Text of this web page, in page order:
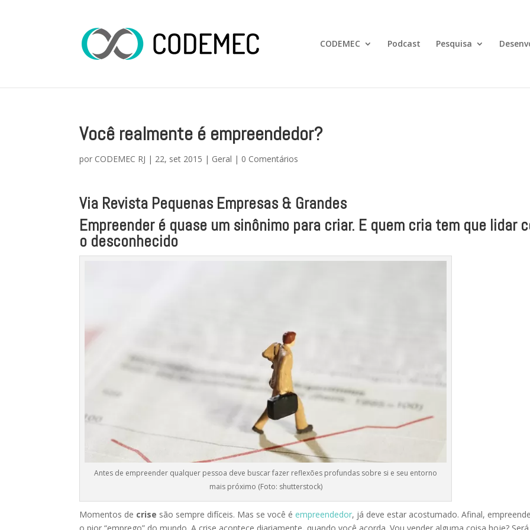
CODEMEC Podcast Pesquisa
Você realmente é empreendedor?
por CODEMEC RJ | 22, set 2015 | Geral | 0 Comentários
Via Revista Pequenas Empresas & Grandes
Empreender é quase um sinônimo para criar. E quem cria tem que lidar
o desconhecido
Antes de empreender qualquer pessoa deve buscar fazer reflexões profundas sobre si e seu entorno
mais próximo (Foto: shutterstock)
Momentos de crise são sempre difíceis. Mas se você é empreendedor, já deve estar acostumado. Afinal,
o pior “emprego” do mundo. A crise acontece diariamente, quando você acorda. Vou vender alguma coisa hoje?